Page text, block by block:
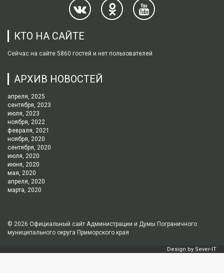
КТО НА САЙТЕ
Сейчас на сайте 5860 гостей и нет пользователей
АРХИВ НОВОСТЕЙ
апреля, 2025
сентября, 2023
июля, 2023
ноября, 2022
февраля, 2021
ноября, 2020
сентября, 2020
июля, 2020
июня, 2020
мая, 2020
апреля, 2020
марта, 2020
© 2026 Официальный сайт Администрации и Думы Пограничного
муниципального округа Приморского края
Design by Sever-IT